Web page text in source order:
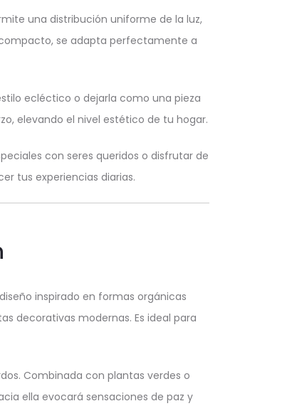
una distribución uniforme de la luz,
se adapta perfectamente a
ecléctico o dejarla como una pieza
elevando el nivel estético de tu hogar.
con seres queridos o disfrutar de
tus experiencias diarias.
inspirado en formas orgánicas
decorativas modernas. Es ideal para
Combinada con plantas verdes o
ella evocará sensaciones de paz y